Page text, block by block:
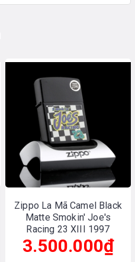
Zippo La Mã Camel Black
Matte Smokin' Joe's
Racing 23 XIII 1997
3.500.000₫